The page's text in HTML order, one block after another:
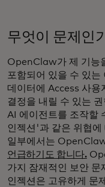
무엇이 문제인
OpenClaw가 제 기능
포함되어 있을 수 있
데이터에 Access 사용
결정을 내릴 수 있는
AI 에이전트를 조작할
인젝션'과 같은 위협에
일부에서는
언급하기도 합니다.
가지 잠재적인 보안 문
인젝션은 고유하게 문